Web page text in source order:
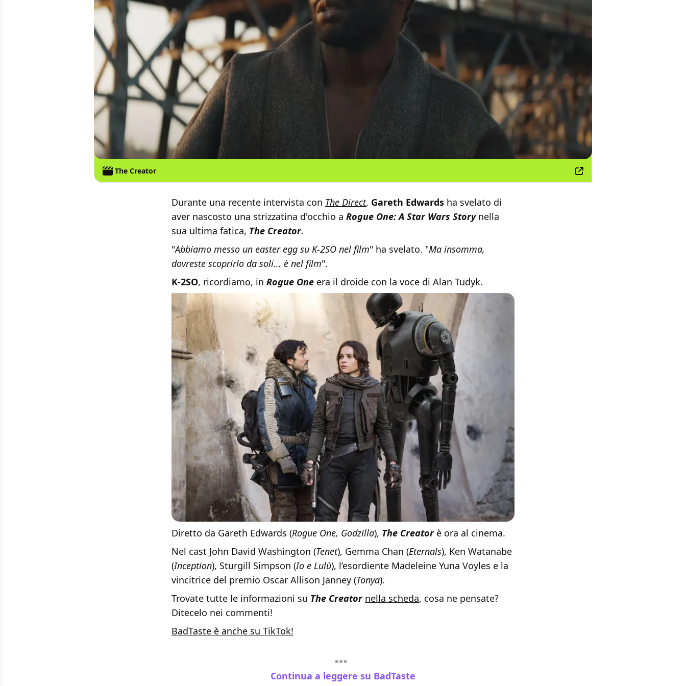
The Creator
Durante una recente intervista con The Direct, Gareth Edwards ha svelato di
aver nascosto una strizzatina d'occhio a Rogue One: A Star Wars Storynella
sua ultima fatica, The Creator.
"Abbiamo messo un easter egg su K-2SO nel film" ha svelato. "Ma insomma,
dovreste scoprirlo da soli... è nel film".
K-2SO, ricordiamo, in Rogue One era il droide con la voce di Alan Tudyk.
Diretto da Gareth Edwards (Rogue One, Godzilla), The Creator è ora al cinema.
Nel cast John David Washington (Tenet), Gemma Chan (Eternals), Ken Watanabe
(Inception), Sturgill Simpson (Io e Lulù), l’esordiente Madeleine Yuna Voyles e la
vincitrice del premio Oscar Allison Janney (Tonya).
Trovate tutte le informazioni su The Creator nella scheda, cosa ne pensate?
Ditecelo nei commenti!
BadTaste è anche su TikTok!
Continua a leggere su BadTaste